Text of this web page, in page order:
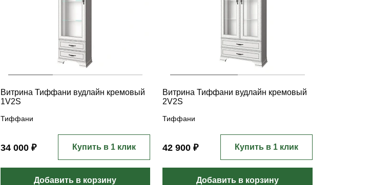
Витрина Тиффани вудлайн кремовый
1V2S
Тиффани
34 000 ₽ Купить в 1 клик
Добавить в корзину
Витрина Тиффани вудлайн кремовый
2V2S
Тиффани
42 900 ₽ Купить в 1 клик
Добавить в корзину